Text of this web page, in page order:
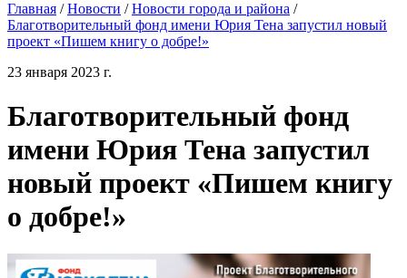
Главная / Новости / Новости города и района /
Благотворительный фонд имени Юрия Тена запустил новый
проект «Пишем книгу о добре!»
23 января 2023 г.
Благотворительный фонд
имени Юрия Тена запустил
новый проект «Пишем книгу
о добре!»